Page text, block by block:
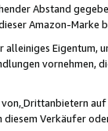
Abstand
Amazon-Marke
alleiniges
vornehmen,
Drittanbietern auf
Verkäufer